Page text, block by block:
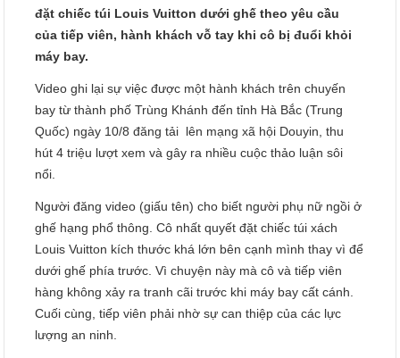
đặt chiếc túi Louis Vuitton dưới ghế theo yêu cầu
của tiếp viên, hành khách vỗ tay khi cô bị đuổi khỏi
máy bay.
Video ghi lại sự việc được một hành khách trên chuyến
bay từ thành phố Trùng Khánh đến tỉnh Hà Bắc (Trung
Quốc) ngày 10/8 đăng tải lên mạng xã hội Douyin, thu
hút 4 triệu lượt xem và gây ra nhiều cuộc thảo luận sôi
nổi.
Người đăng video (giấu tên) cho biết người phụ nữ ngồi ở
ghế hạng phổ thông. Cô nhất quyết đặt chiếc túi xách
Louis Vuitton kích thước khá lớn bên cạnh mình thay vì để
dưới ghế phía trước. Vì chuyện này mà cô và tiếp viên
hàng không xảy ra tranh cãi trước khi máy bay cất cánh.
Cuối cùng, tiếp viên phải nhờ sự can thiệp của các lực
lượng an ninh.